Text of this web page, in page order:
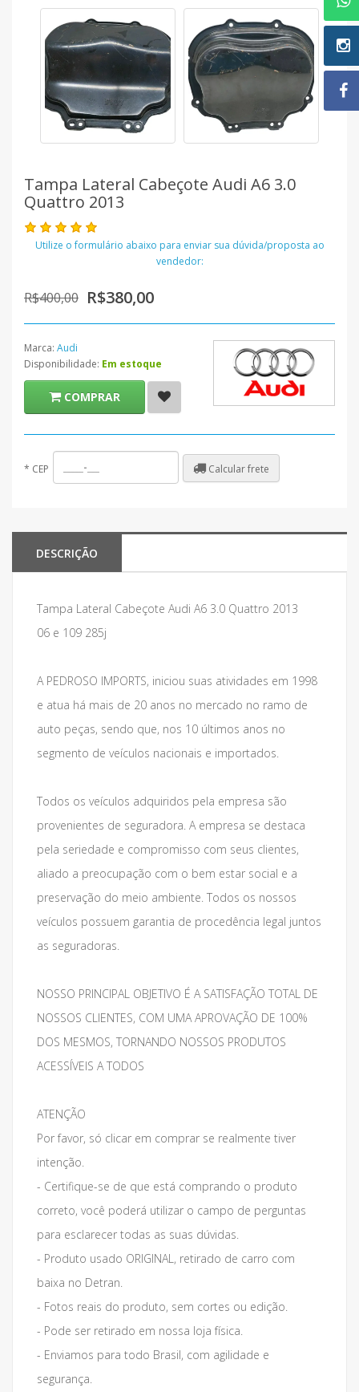
Tampa Lateral Cabeçote Audi A6 3.0
Quattro 2013
Utilize o formulário abaixo para enviar sua dúvida/proposta ao
vendedor:
R$400,00 R$380,00
Marca: Audi
Disponibilidade: Em estoque
COMPRAR
* CEP Calcular frete
DESCRIÇÃO
Tampa Lateral Cabeçote Audi A6 3.0 Quattro 2013
06 e 109 285j
A PEDROSO IMPORTS, iniciou suas atividades em 1998
e atua há mais de 20 anos no mercado no ramo de
auto peças, sendo que, nos 10 últimos anos no
segmento de veículos nacionais e importados.
Todos os veículos adquiridos pela empresa são
provenientes de seguradora. A empresa se destaca
pela seriedade e compromisso com seus clientes,
aliado a preocupação com o bem estar social e a
preservação do meio ambiente. Todos os nossos
veículos possuem garantia de procedência legal juntos
as seguradoras.
NOSSO PRINCIPAL OBJETIVO É A SATISFAÇÃO TOTAL DE
NOSSOS CLIENTES, COM UMA APROVAÇÃO DE 100%
DOS MESMOS, TORNANDO NOSSOS PRODUTOS
ACESSÍVEIS A TODOS
ATENÇÃO
Por favor, só clicar em comprar se realmente tiver
intenção.
- Certifique-se de que está comprando o produto
correto, você poderá utilizar o campo de perguntas
para esclarecer todas as suas dúvidas.
- Produto usado ORIGINAL, retirado de carro com
baixa no Detran.
- Fotos reais do produto, sem cortes ou edição.
- Pode ser retirado em nossa loja física.
- Enviamos para todo Brasil, com agilidade e
segurança.